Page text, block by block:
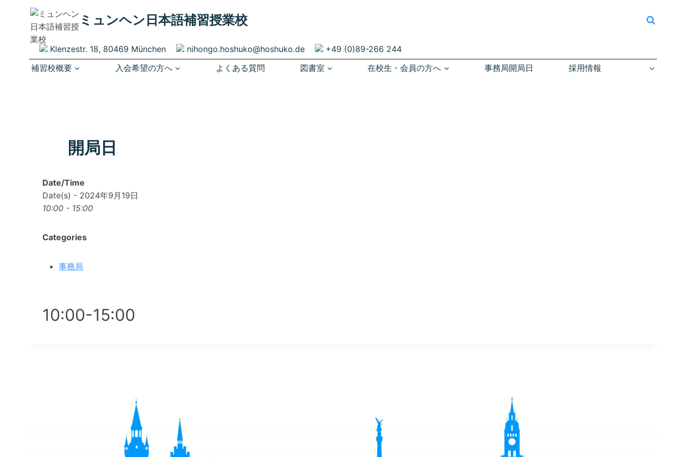
ミュンヘン​日本語補習授業校
Klenzestr. 18, 80469 München nihongo.hoshuko@hoshuko.de
+49 (0)89-266 244
補習校概要
入会希望の方へ よくある質問 図書室 在校生・会員の方へ 事務局開局日 採用情報
開局日
Date/Time
Date(s) - 2024年9月19日
10:00 - 15:00
Categories
事務局
10:00-15:00